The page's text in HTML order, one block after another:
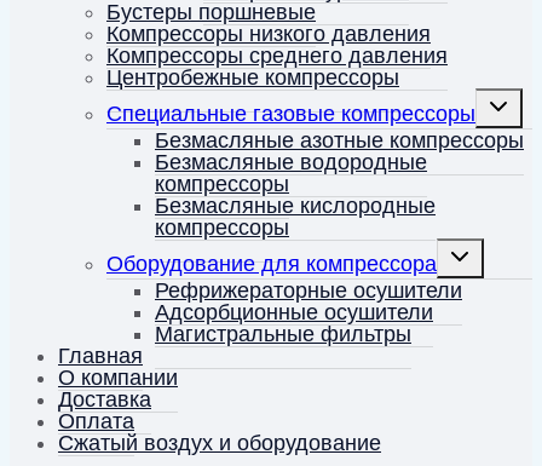
Бустеры поршневые
Компрессоры низкого давления
Компрессоры среднего давления
Центробежные компрессоры
Специальные газовые компрессоры
меню
Безмасляные азотные компрессоры
Безмасляные водородные
компрессоры
Безмасляные кислородные
компрессоры
Оборудование для компрессора
Переключить
меню
Рефрижераторные осушители
Адсорбционные осушители
Магистральные фильтры
Главная
О компании
Доставка
Оплата
Сжатый воздух и оборудование